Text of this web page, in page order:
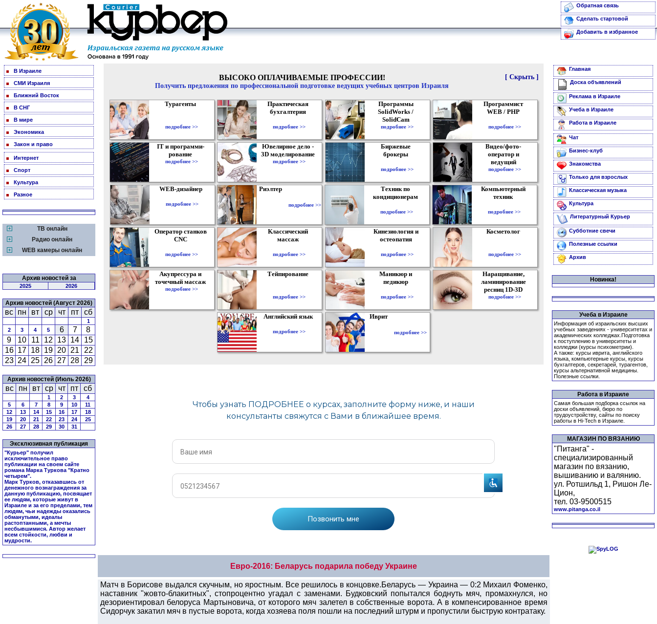
Обратная связь
Сделать стартовой
Добавить в избранное
В Израиле
СМИ Израиля
Ближний Восток
В СНГ
В мире
Экономика
Закон и право
Интернет
Спорт
Культура
Разное
ТВ онлайн
Радио онлайн
WEB камеры онлайн
Архив новостей за
2025 2026
Архив новостей (Август 2026)
вс пн вт ср чт пт сб
1
2
3 4 5 6 7
8
9
10 11 12 13 14
15
16 17 18 19 20 21
22
23 24 25 26 27 28 29
Архив новостей (Июль 2026)
вс пн вт ср чт пт сб
1 2 3
4
5
6 7 8 9 10
11
12
13 14 15 16 17
18
19
20 21 22 23 24
25
26
27 28 29 30 31
Эксклюзивная публикация
"Курьер" получил
исключительное право
публикации на своем сайте
романа Марка Туркова "Кратно
четырем".
Марк Турков, отказавшись от
денежного вознаграждения за
данную публикацию, посвящает
ее людям, которые живут в
Израиле и за его пределами, тем
людям, чьи надежды оказались
обманутыми, идеалы
растоптанными, а мечты
несбывшимися. Автор желает
всем стойкости, любви и
мудрости.
[ Скрыть ]
ВЫСОКО ОПЛАЧИВАЕМЫЕ ПРОФЕССИИ!
Получить предложения по профессиональной подготовке ведущих учебных центров Израиля
Турагенты
подробнее >>
Практическая
бухгалтерия
подробнее >>
Программы
SolidWorks /
SolidCam
подробнее >>
Программист
WEB / PHP
подробнее >>
IT и программи-
рование
подробнее >>
Ювелирное дело -
3D моделирование
подробнее >>
Биржевые
брокеры
подробнее >>
Видео/фото-
оператор и
ведущий
подробнее >>
WEB-дизайнер
подробнее >>
Риэлтер
подробнее >>
Техник по
кондиционерам
подробнее >>
Компьютерный
техник
подробнее >>
Оператор станков
CNC
подробнее >>
Классический
массаж
подробнее >>
Кинезиология и
остеопатия
подробнее >>
Косметолог
подробнее >>
Акупрессура и
точечный массаж
подробнее >>
Тейпирование
подробнее >>
Маникюр и
педикюр
подробнее >>
Наращивание,
ламинирование
ресниц 1D-3D
подробнее >>
Английский язык
подробнее >>
Иврит
подробнее >>
Евро-2016: Беларусь подарила победу Украине
Матч в Борисове выдался скучным, но яростным. Все решилось в концовке.Беларусь — Украина — 0:2 Михаил Фоменко,
наставник "жовто-блакитных", стопроцентно угадал с заменами. Будковский попытался боднуть мяч, промахнулся, но
дезориентировал белоруса Мартыновича, от которого мяч залетел в собственные ворота. А в компенсированное время
Сидорчук закатил мяч в пустые ворота, когда хозяева поля пошли на последний штурм и пропустили быструю контратаку.
Главная
Доска объявлений
Реклама в Израиле
Учеба в Израиле
Работа в Израиле
Чат
Бизнес-клуб
Знакомства
Только для взрослых
Классическая музыка
Культура
Литературный Курьер
Субботние свечи
Полезные ссылки
Архив
Новинка!
Учеба в Израиле
Информация об израильских высших
учебных заведениях - университетах и
академических колледжах.Подготовка
к поступлению в университеты и
колледжи (курсы психометрии).
А также: курсы иврита, английского
языка, компьютерные курсы, курсы
бухгалтеров, секретарей, турагентов,
курсы альтернативной медицины.
Полезные ссылки.
Работа в Израиле
Самая большая подборка ссылок на
доски объявлений, бюро по
трудоустройству, сайты по поиску
работы в Hi-Tech в Израиле.
МАГАЗИН ПО ВЯЗАНИЮ
"Питанга" -
специализированный
магазин по вязанию,
вышиванию и валянию.
ул. Ротшильд 1, Ришон Ле-
Цион,
тел. 03-9500515
www.pitanga.co.il